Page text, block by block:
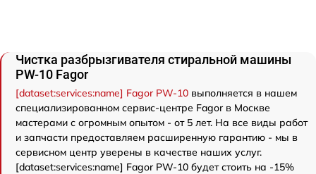
Чистка разбрызгивателя стиральной машины
PW-10 Fagor
[dataset:services:name] Fagor PW-10 выполняется в нашем
специализированном сервис-центре Fagor в Москве
мастерами с огромным опытом - от 5 лет. На все виды работ
и запчасти предоставляем расширенную гарантию - мы в
сервисном центр уверены в качестве наших услуг.
[dataset:services:name] Fagor PW-10 будет стоить на -15%